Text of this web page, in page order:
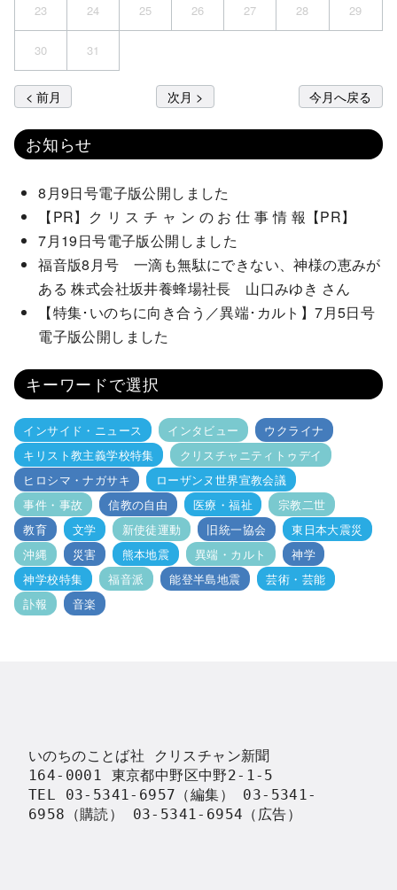
23 24 25 26 27 28 29
30 31
< 前月 次月 > 今月へ戻る
お知らせ
8月9日号電子版公開しました
【PR】ク リ ス チ ャ ン の お 仕 事 情 報【PR】
7月19日号電子版公開しました
福音版8月号 一滴も無駄にできない、神様の恵みが
ある 株式会社坂井養蜂場社長 山口みゆき さん
【特集･いのちに向き合う／異端･カルト】7月5日号
電子版公開しました
キーワードで選択
インサイド・ニュース インタビュー
ウクライナ
キリスト教主義学校特集
クリスチャニティトゥデイ
ヒロシマ・ナガサキ
ローザンヌ世界宣教会議
事件・事故
信教の自由 医療・福祉
宗教二世
教育
文学 新使徒運動 旧統一協会
東日本大震災
沖縄
災害 熊本地震 異端・カルト
神学
神学校特集
福音派 能登半島地震
芸術・芸能
訃報
音楽
いのちのことば社 クリスチャン新聞
164-0001 東京都中野区中野2-1-5
TEL 03-5341-6957（編集） 03-5341-
6958（購読） 03-5341-6954（広告）